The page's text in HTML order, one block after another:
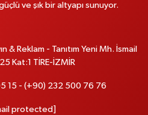
ve şık bir altyapı sunuyor.
& Reklam - Tanıtım Yeni Mh. İsmail
Kat:1 TİRE-İZMİR
15 - (+90) 232 500 76 76
protected]